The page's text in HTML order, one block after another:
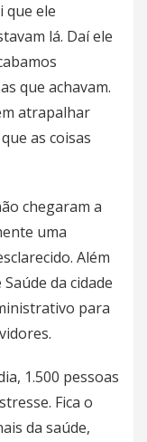
que ele
lá. Daí ele
que achavam.
atrapalhar
as coisas
chegaram a
uma
Além
da cidade
para
1.500 pessoas
Fica o
da saúde,